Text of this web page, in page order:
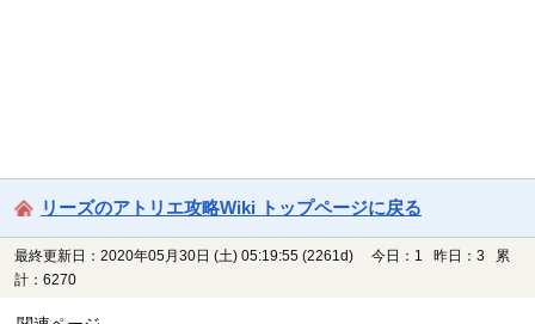
リーズのアトリエ攻略Wiki トップページに戻る
最終更新日：2020年05月30日 (土) 05:19:55 (2261d)
今日：1 昨日：3 累
計：6270